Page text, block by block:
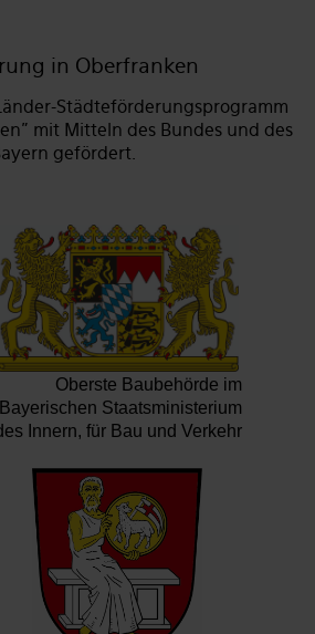
in Oberfranken
Städteförderungsprogramm
mit Mitteln des Bundes und des
gefördert.
Oberste Baubehörde im
Bayerischen Staatsministerium
Innern, für Bau und Verkehr